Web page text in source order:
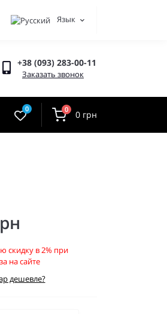
Язык
+38 (093) 283-00-11
Заказать звонок
0 0 0 грн
скидку в 2% при
на сайте
дешевле?